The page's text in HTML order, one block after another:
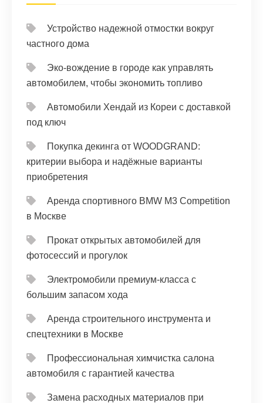
Устройство надежной отмостки вокруг
частного дома
Эко-вождение в городе как управлять
автомобилем, чтобы экономить топливо
Автомобили Хендай из Кореи с доставкой
под ключ
Покупка декинга от WOODGRAND:
критерии выбора и надёжные варианты
приобретения
Аренда спортивного BMW M3 Competition
в Москве
Прокат открытых автомобилей для
фотосессий и прогулок
Электромобили премиум-класса с
большим запасом хода
Аренда строительного инструмента и
спецтехники в Москве
Профессиональная химчистка салона
автомобиля с гарантией качества
Замена расходных материалов при